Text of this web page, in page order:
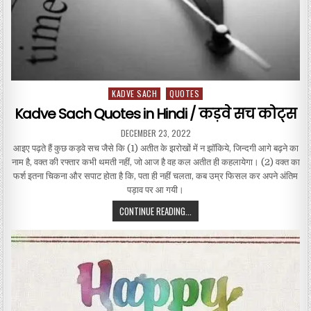
Posted in
KADVE SACH QUOTES
Kadve Sach Quotes in Hindi / कड़वे सच कोट्स
PUBLISHED DATE:
DECEMBER 23, 2022
आइए पढ़ते हैं कुछ कड़वे सच जैसे कि (1) अतीत के झरोखों में न झाॅकिये, जिन्दगी आगे बढ़ने का
नाम है, वक्त की रफ्तार कभी थमती नहीं, जो आज है वह कल अतीत ही कहलायेगा। (2) वक्त का
फर्श इतना चिकना और सपाट होता है कि, पता ही नहीं चलता, कब उम्र फिसल कर अपने अंतिम
पड़ाव पर आ गयी।
CONTINUE READING... KADVE SACH QUOTES IN HINDI